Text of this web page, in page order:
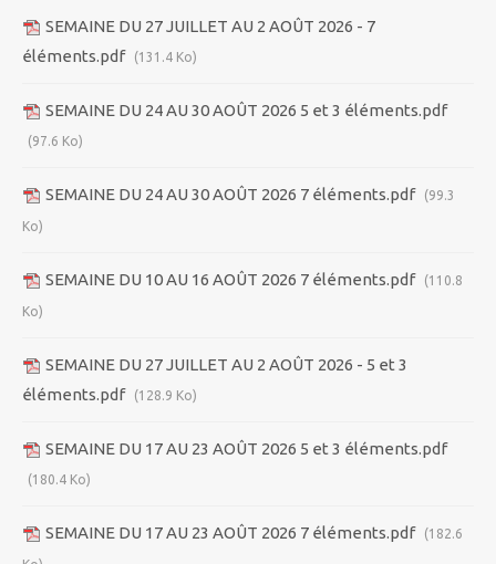
SEMAINE DU 27 JUILLET AU 2 AOÛT 2026 - 7
éléments.pdf
(131.4 Ko)
SEMAINE DU 24 AU 30 AOÛT 2026 5 et 3 éléments.pdf
(97.6 Ko)
SEMAINE DU 24 AU 30 AOÛT 2026 7 éléments.pdf (99.3
Ko)
SEMAINE DU 10 AU 16 AOÛT 2026 7 éléments.pdf (110.8
Ko)
SEMAINE DU 27 JUILLET AU 2 AOÛT 2026 - 5 et 3
éléments.pdf
(128.9 Ko)
SEMAINE DU 17 AU 23 AOÛT 2026 5 et 3 éléments.pdf
(180.4 Ko)
SEMAINE DU 17 AU 23 AOÛT 2026 7 éléments.pdf (182.6